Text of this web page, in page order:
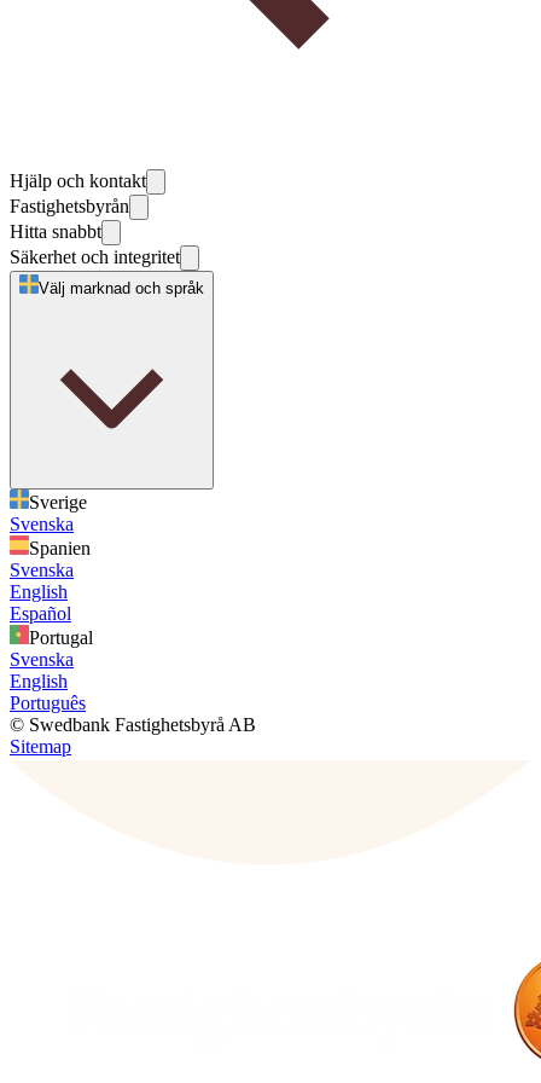
Hjälp och kontakt
Fastighetsbyrån
Hitta snabbt
Säkerhet och integritet
Välj marknad och språk
Sverige
Svenska
Spanien
Svenska
English
Español
Portugal
Svenska
English
Português
© Swedbank Fastighetsbyrå AB
Sitemap